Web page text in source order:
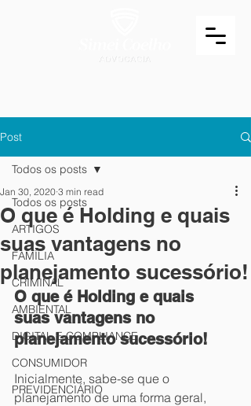
Post
Todos os posts
ARTIGOS
FAMÍLIA
CRIMINAL
AMBIENTAL
DIGITAL E COMPLIANCE
CONSUMIDOR
PREVIDENCIÁRIO
Todos os posts
O que é Holding e quais
suas vantagens no
planejamento sucessório!
Jan 30, 2020 3 min read
O que é Holding e quais
suas vantagens no
planejamento sucessório!
Inicialmente, sabe-se que o
planejamento de uma forma geral,